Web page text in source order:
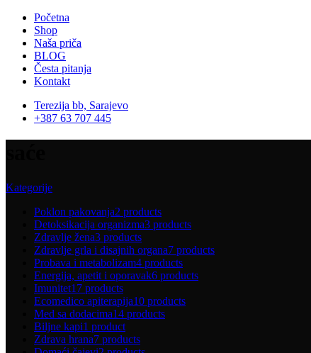
Početna
Shop
Naša priča
BLOG
Česta pitanja
Kontakt
Terezija bb, Sarajevo
+387 63 707 445
Kategorije
Poklon pakovanja2 products
Detoksikacija organizma3 products
Zdravlje žena3 products
Zdravlje grla i disajnih organa7 products
Probava i metabolizam4 products
Energija, apetit i oporavak6 products
Imunitet17 products
Ecomedico apiterapija10 products
Med sa dodacima14 products
Biljne kapi1 product
Zdrava hrana7 products